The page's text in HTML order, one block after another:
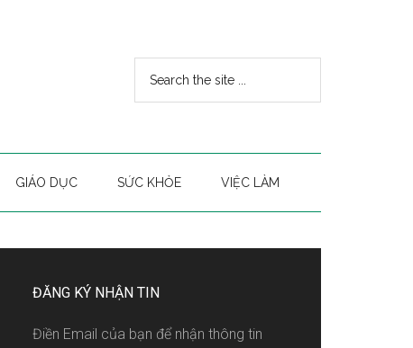
GIÁO DỤC SỨC KHỎE VIỆC LÀM
ĐĂNG KÝ NHẬN TIN
Điền Email của bạn để nhận thông tin